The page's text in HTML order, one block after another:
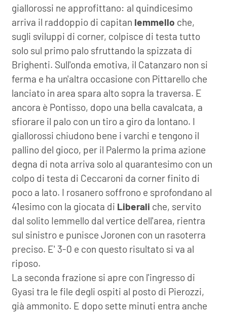
giallorossi ne approfittano: al quindicesimo
arriva il raddoppio di capitan Iemmello che,
sugli sviluppi di corner, colpisce di testa tutto
solo sul primo palo sfruttando la spizzata di
Brighenti. Sull'onda emotiva, il Catanzaro non si
ferma e ha un'altra occasione con Pittarello che
lanciato in area spara alto sopra la traversa. E
ancora è Pontisso, dopo una bella cavalcata, a
sfiorare il palo con un tiro a giro da lontano. I
giallorossi chiudono bene i varchi e tengono il
pallino del gioco, per il Palermo la prima azione
degna di nota arriva solo al quarantesimo con un
colpo di testa di Ceccaroni da corner finito di
poco a lato. I rosanero soffrono e sprofondano al
41esimo con la giocata di Liberali che, servito
dal solito Iemmello dal vertice dell'area, rientra
sul sinistro e punisce Joronen con un rasoterra
preciso. E' 3-0 e con questo risultato si va al
riposo.
La seconda frazione si apre con l'ingresso di
Gyasi tra le file degli ospiti al posto di Pierozzi,
già ammonito. E dopo sette minuti entra anche